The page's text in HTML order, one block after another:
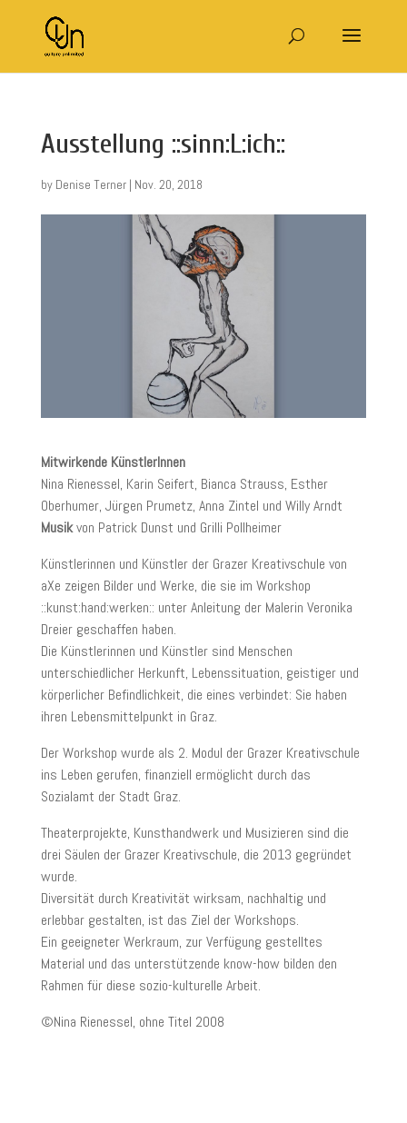
Ausstellung ::sinn:L:ich::
by Denise Terner| Nov. 20, 2018
Mitwirkende KünstlerInnen
Nina Rienessel, Karin Seifert, Bianca Strauss, Esther
Oberhumer, Jürgen Prumetz, Anna Zintel und Willy Arndt
Musikvon Patrick Dunst und Grilli Pollheimer
Künstlerinnen und Künstler der Grazer Kreativschule von
aXe zeigen Bilder und Werke, die sie im Workshop
::kunst:hand:werken:: unter Anleitung der Malerin Veronika
Dreier geschaffen haben.
Die Künstlerinnen und Künstler sind Menschen
unterschiedlicher Herkunft, Lebenssituation, geistiger und
körperlicher Befindlichkeit, die eines verbindet: Sie haben
ihren Lebensmittelpunkt in Graz.
Der Workshop wurde als 2. Modul der Grazer Kreativschule
ins Leben gerufen, finanziell ermöglicht durch das
Sozialamt der Stadt Graz.
Theaterprojekte, Kunsthandwerk und Musizieren sind die
drei Säulen der Grazer Kreativschule, die 2013 gegründet
wurde.
Diversität durch Kreativität wirksam, nachhaltig und
erlebbar gestalten, ist das Ziel der Workshops.
Ein geeigneter Werkraum, zur Verfügung gestelltes
Material und das unterstützende know-how bilden den
Rahmen für diese sozio-kulturelle Arbeit.
©Nina Rienessel, ohne Titel 2008